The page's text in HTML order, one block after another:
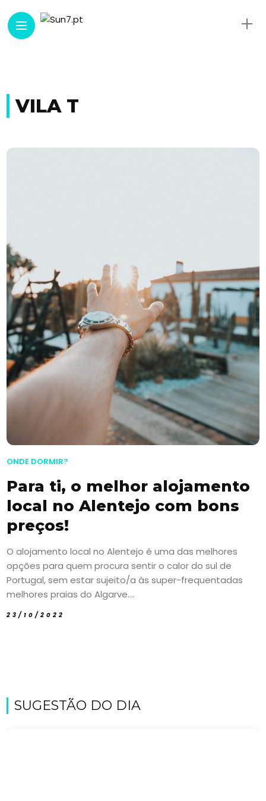
VILA T
ONDE DORMIR?
Para ti, o melhor alojamento
local no Alentejo com bons
preços!
O alojamento local no Alentejo é uma das melhores
opções para quem procura sentir o calor do sul de
Portugal, sem estar sujeito/a às super-frequentadas
melhores praias do Algarve....
23/10/2022
SUGESTÃO DO DIA